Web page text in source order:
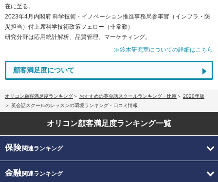
在に至る。
2023年4月内閣府 科学技術・イノベーション推進事務局参事官（インフラ・防
災担当）付上席科学技術政策フェロー（非常勤）
研究分野は応用統計解析、品質管理、マーケティング。
≫鈴木研究室についての詳細はこちら
顧客満足度について
オリコン顧客満足度ランキング おすすめの英会話スクールランキング・比較
2020年版
英会話スクールのレッスンの環境ランキング・口コミ情報
オリコン顧客満足度ランキング一覧
保険関連ランキング
金融関連ランキング